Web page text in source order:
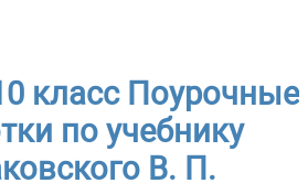
класс Поурочные
по учебнику
В. П.